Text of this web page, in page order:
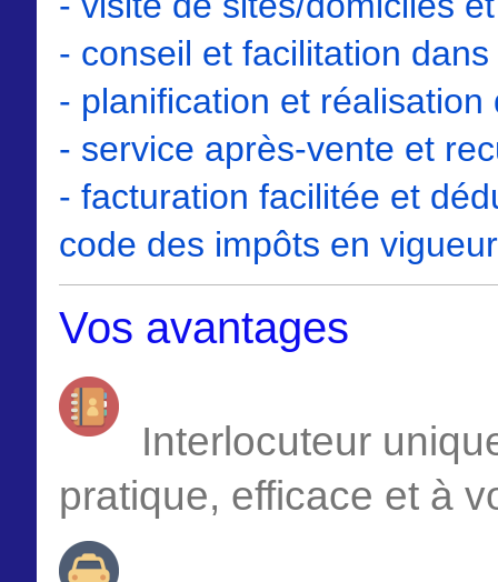
- conseil et facilitation
- planification et réalisation
- service après-vente et
- facturation facilitée et
code des impôts en vigueur
Vos avantages
Interlocuteur
pratique, efficace et à